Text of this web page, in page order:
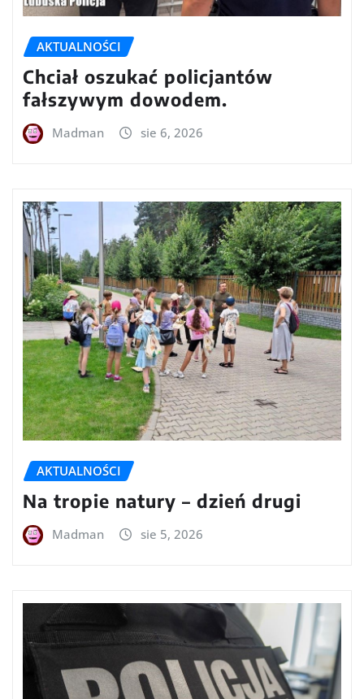
AKTUALNOŚCI
Chciał oszukać policjantów
fałszywym dowodem.
Madman sie 6, 2026
AKTUALNOŚCI
Na tropie natury – dzień drugi
Madman sie 5, 2026